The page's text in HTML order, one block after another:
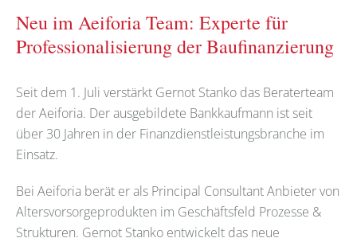
Neu im Aeiforia Team: Experte für
Professionalisierung der Baufinanzierung
Seit dem 1. Juli verstärkt Gernot Stanko das Beraterteam
der Aeiforia. Der ausgebildete Bankkaufmann ist seit
über 30 Jahren in der Finanzdienstleistungsbranche im
Einsatz.
Bei Aeiforia berät er als Principal Consultant Anbieter von
Altersvorsorgeprodukten im Geschäftsfeld Prozesse &
Strukturen. Gernot Stanko entwickelt das neue